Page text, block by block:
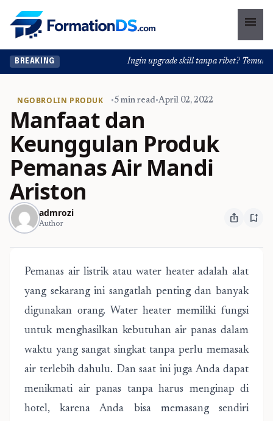
menu
BREAKING Ingin upgrade skill tanpa ribet? Temukan
NGOBROLIN PRODUK •5 min read•April 02, 2022
Manfaat dan
Keunggulan Produk
Pemanas Air Mandi
Ariston
admrozi
Author ios_share bookmark_add
Pemanas air listrik atau water heater adalah alat
yang sekarang ini sangatlah penting dan banyak
digunakan orang. Water heater memiliki fungsi
untuk menghasilkan kebutuhan air panas dalam
waktu yang sangat singkat tanpa perlu memasak
air terlebih dahulu. Dan saat ini juga Anda dapat
menikmati air panas tanpa harus menginap di
hotel, karena Anda bisa memasang sendiri